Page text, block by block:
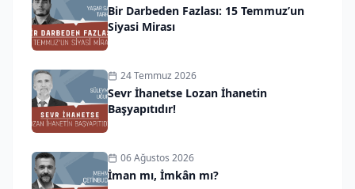
Bir Darbeden Fazlası: 15 Temmuz’un
Siyasi Mirası
24 Temmuz 2026
Sevr İhanetse Lozan İhanetin
Başyapıtıdır!
06 Ağustos 2026
İman mı, İmkân mı?